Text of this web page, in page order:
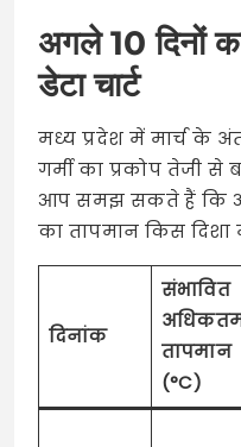
अगले 10 दिनों
डेटा चार्ट
मध्य प्रदेश में मार्च के
गर्मी का प्रकोप तेजी से
आप समझ सकते हैं कि
का तापमान किस दिशा
दिनांक
संभावित
तापमान
(°C)